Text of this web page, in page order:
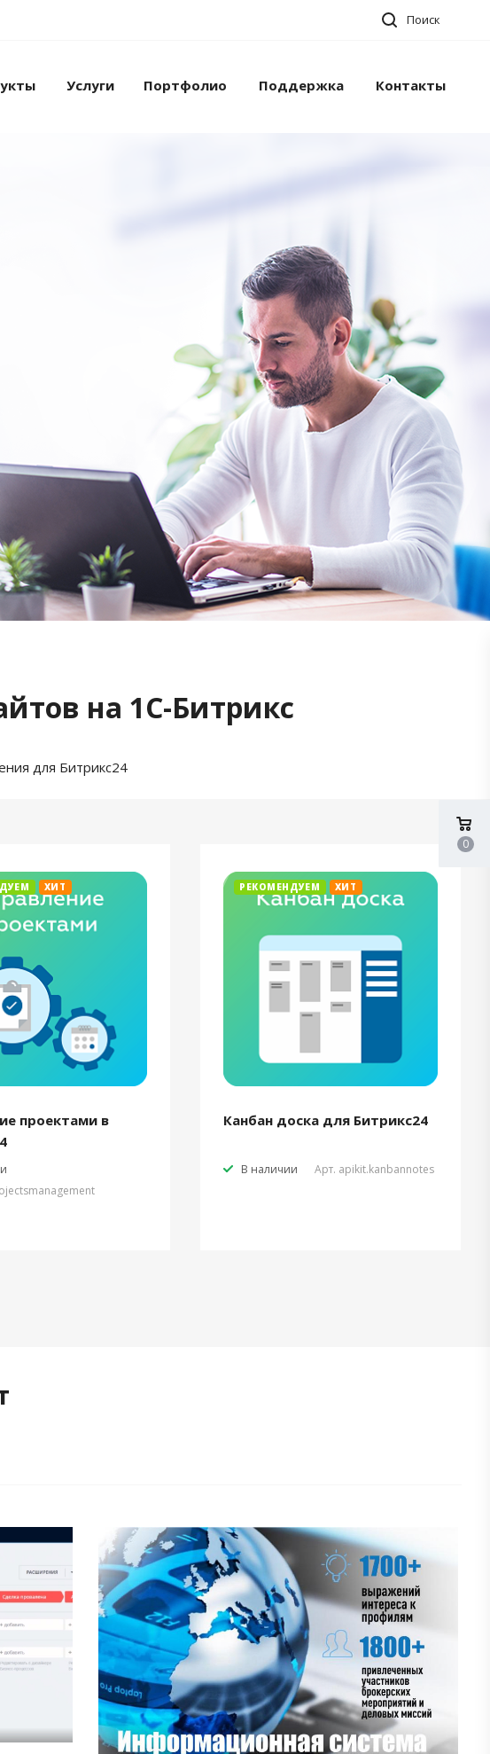
Поиск
Услуги Портфолио Поддержка Контакты
на 1С-Битрикс
для Битрикс24
ХИТ
проектами в
РЕКОМЕНДУЕМ ХИТ
Канбан доска для Битрикс24
В наличии Арт. apikit.kanbannotes
Смотреть проект
0